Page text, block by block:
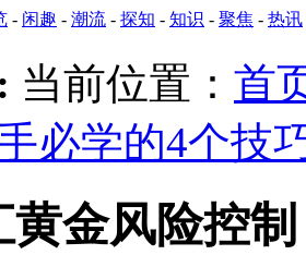
- 闲趣 - 潮流 - 探知 - 知识 - 聚焦 - 热讯
当前位置： 首
必学的4个技
黄金风险控